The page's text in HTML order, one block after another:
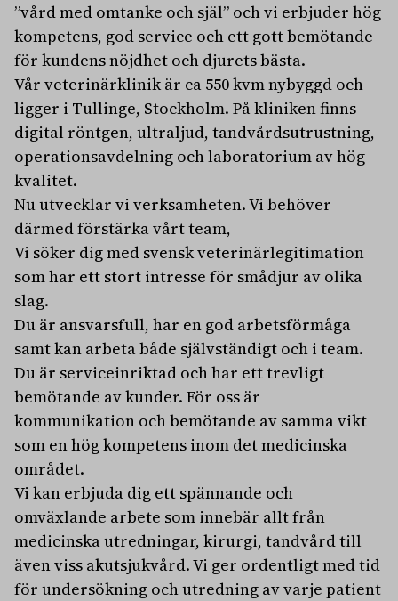
”vård med omtanke och själ” och vi erbjuder hög
kompetens, god service och ett gott bemötande
för kundens nöjdhet och djurets bästa.
Vår veterinärklinik är ca 550 kvm nybyggd och
ligger i Tullinge, Stockholm. På kliniken finns
digital röntgen, ultraljud, tandvårdsutrustning,
operationsavdelning och laboratorium av hög
kvalitet.
Nu utvecklar vi verksamheten. Vi behöver
därmed förstärka vårt team,
Vi söker dig med svensk veterinärlegitimation
som har ett stort intresse för smådjur av olika
slag.
Du är ansvarsfull, har en god arbetsförmåga
samt kan arbeta både självständigt och i team.
Du är serviceinriktad och har ett trevligt
bemötande av kunder. För oss är
kommunikation och bemötande av samma vikt
som en hög kompetens inom det medicinska
området.
Vi kan erbjuda dig ett spännande och
omväxlande arbete som innebär allt från
medicinska utredningar, kirurgi, tandvård till
även viss akutsjukvård. Vi ger ordentligt med tid
för undersökning och utredning av varje patient